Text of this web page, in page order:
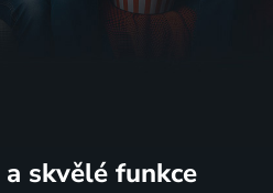
a skvělé funkce